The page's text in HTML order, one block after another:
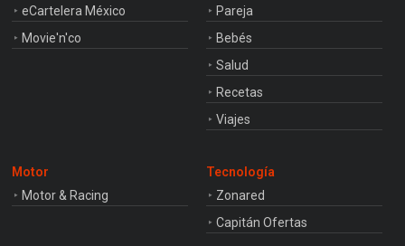
eCartelera México
Movie'n'co
Pareja
Bebés
Salud
Recetas
Viajes
Motor
Motor & Racing
Tecnología
Zonared
Capitán Ofertas